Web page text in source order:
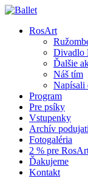
RosArt
Divadlo
Ďalšie
Náš tím
Napísali
Program
Pre psíky
Vstupenky
Archív
Fotogaléria
2 % pre
Ďakujeme
Kontakt